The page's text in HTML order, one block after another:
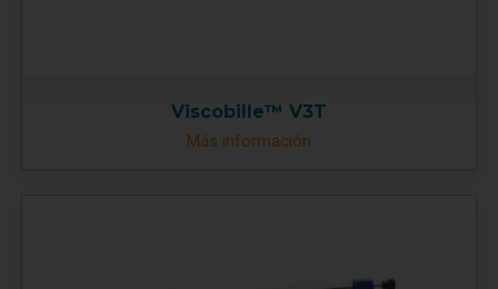
Viscobille™ V3T
Más información